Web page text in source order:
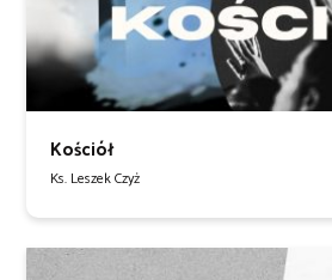
Kościół
Ks. Leszek Czyż